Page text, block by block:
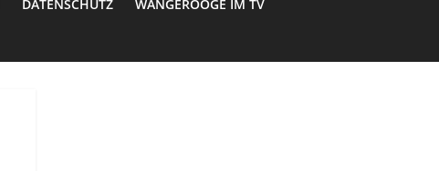
DATENSCHUTZ WANGEROOGE IM TV